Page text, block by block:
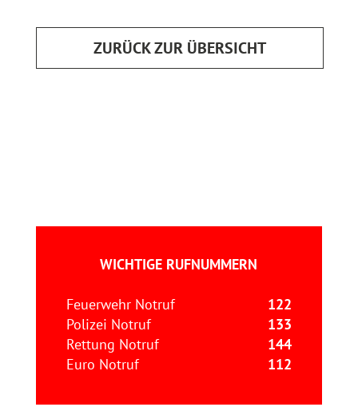
ZURÜCK ZUR ÜBERSICHT
WICHTIGE RUFNUMMERN
Feuerwehr Notruf
122
Polizei Notruf
133
Rettung Notruf
144
Euro Notruf
112